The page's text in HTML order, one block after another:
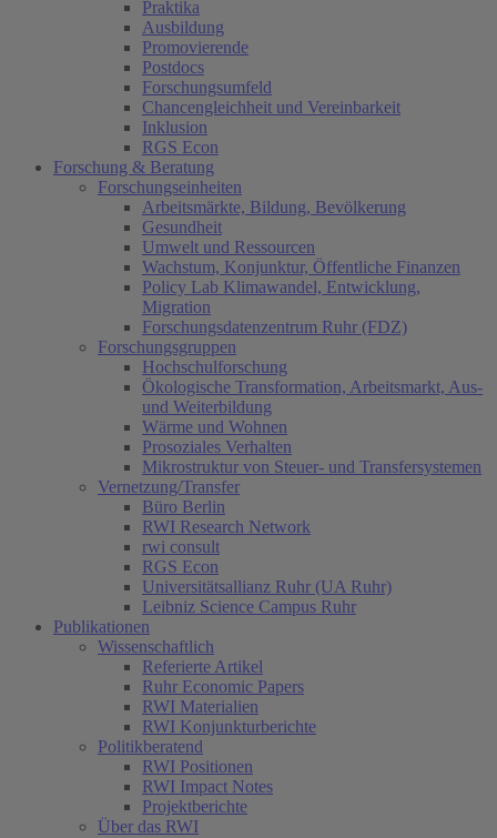
Praktika
Ausbildung
Promovierende
Postdocs
Forschungsumfeld
Chancengleichheit und Vereinbarkeit
Inklusion
RGS Econ
Forschung & Beratung
Forschungseinheiten
Arbeitsmärkte, Bildung, Bevölkerung
Gesundheit
Umwelt und Ressourcen
Wachstum, Konjunktur, Öffentliche Finanzen
Policy Lab Klimawandel, Entwicklung,
Migration
Forschungsdatenzentrum Ruhr (FDZ)
Forschungsgruppen
Hochschulforschung
Ökologische Transformation, Arbeitsmarkt, Aus-
und Weiterbildung
Wärme und Wohnen
Prosoziales Verhalten
Mikrostruktur von Steuer- und Transfersystemen
Vernetzung/Transfer
Büro Berlin
RWI Research Network
rwi consult
RGS Econ
Universitätsallianz Ruhr (UA Ruhr)
Leibniz Science Campus Ruhr
Publikationen
Wissenschaftlich
Referierte Artikel
Ruhr Economic Papers
RWI Materialien
RWI Konjunkturberichte
Politikberatend
RWI Positionen
RWI Impact Notes
Projektberichte
Über das RWI